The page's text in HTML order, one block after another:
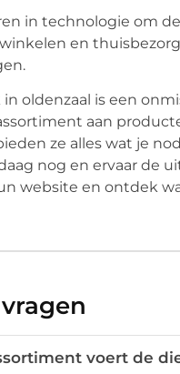
in technologie om
en
in oldenzaal is een
aan
ze alles wat je
nog en ervaar de
website en ontdek
voert de